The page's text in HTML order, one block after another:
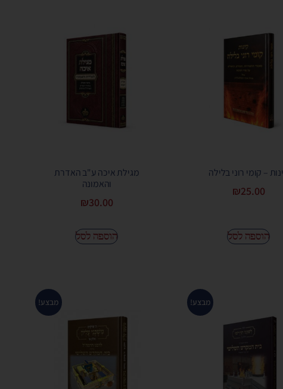
– קומי רוני בלילה
₪25.00
הוספה לסל
מגילת איכה ע"ב האדרת
והאמונה
₪30.00
הוספה לסל
מבצע! מבצע!